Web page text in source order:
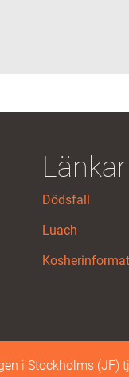
Länkar
Dödsfall
Luach
i Stockholms (JF)